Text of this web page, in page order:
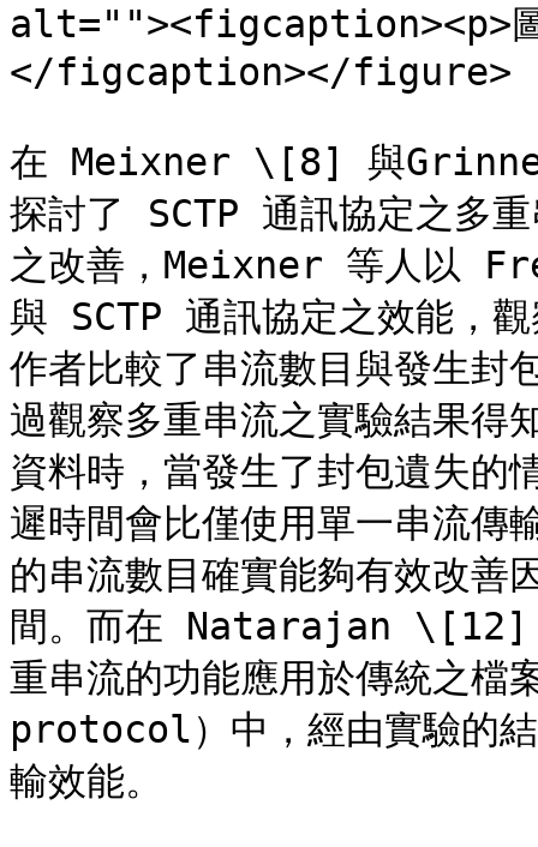
alt=""><figcaption><p>圖3
</figcaption></figure>
在 Meixner \[8] 與
探討了 SCTP 通訊協定之多
之改善，Meixner 等人以
與 SCTP 通訊協定之效能，
作者比較了串流數目與發生封
過觀察多重串流之實驗結果得
資料時，當發生了封包遺失的
遲時間會比僅使用單一串流傳
的串流數目確實能夠有效改
間。而在 Natarajan \[12]
重串流的功能應用於傳統
protocol）中，經由實驗的結